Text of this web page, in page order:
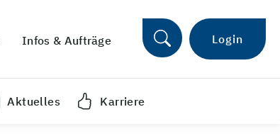
Infos & Aufträge Login
Aktuelles Karriere